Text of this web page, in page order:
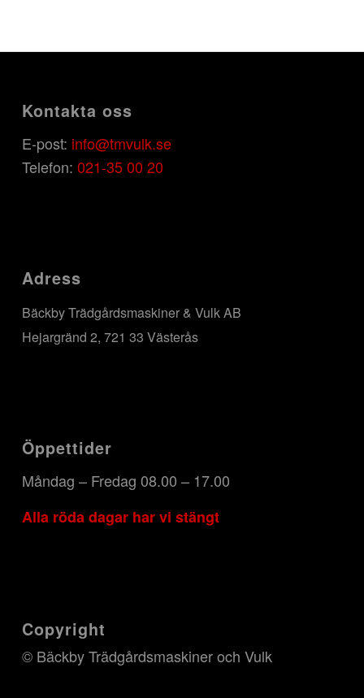
Kontakta oss
E-post: info@tmvulk.se
Telefon: 021-35 00 20
Adress
Bäckby Trädgårdsmaskiner & Vulk AB
Hejargränd 2, 721 33 Västerås
Öppettider
Måndag – Fredag 08.00 – 17.00
Alla röda dagar har vi stängt
Copyright
© Bäckby Trädgårdsmaskiner och Vulk